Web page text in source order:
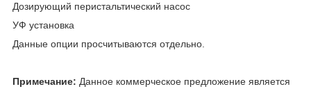
Дозирующий перистальтический насос
УФ установка
Данные опции просчитываются отдельно.
Примечание: Данное коммерческое предложение является